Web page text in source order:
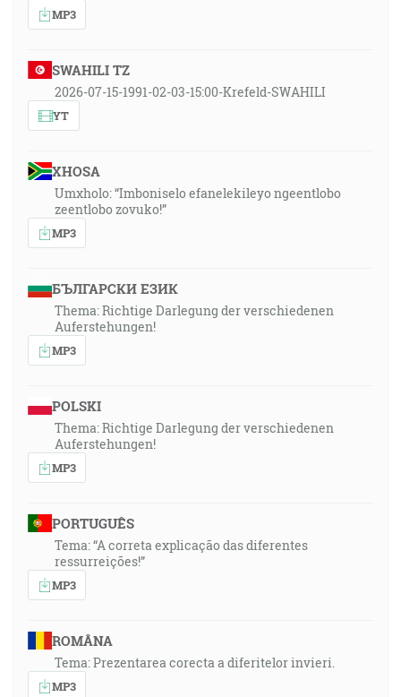
MP3
SWAHILI TZ
2026-07-15-1991-02-03-15:00-Krefeld-SWAHILI
YT
XHOSA
Umxholo: “Imboniselo efanelekileyo ngeentlobo
zeentlobo zovuko!”
MP3
БЪЛГАРСКИ ЕЗИК
Thema: Richtige Darlegung der verschiedenen
Auferstehungen!
MP3
POLSKI
Thema: Richtige Darlegung der verschiedenen
Auferstehungen!
MP3
PORTUGUÊS
Tema: “A correta explicação das diferentes
ressurreições!”
MP3
ROMÂNA
Tema: Prezentarea corecta a diferitelor invieri.
MP3